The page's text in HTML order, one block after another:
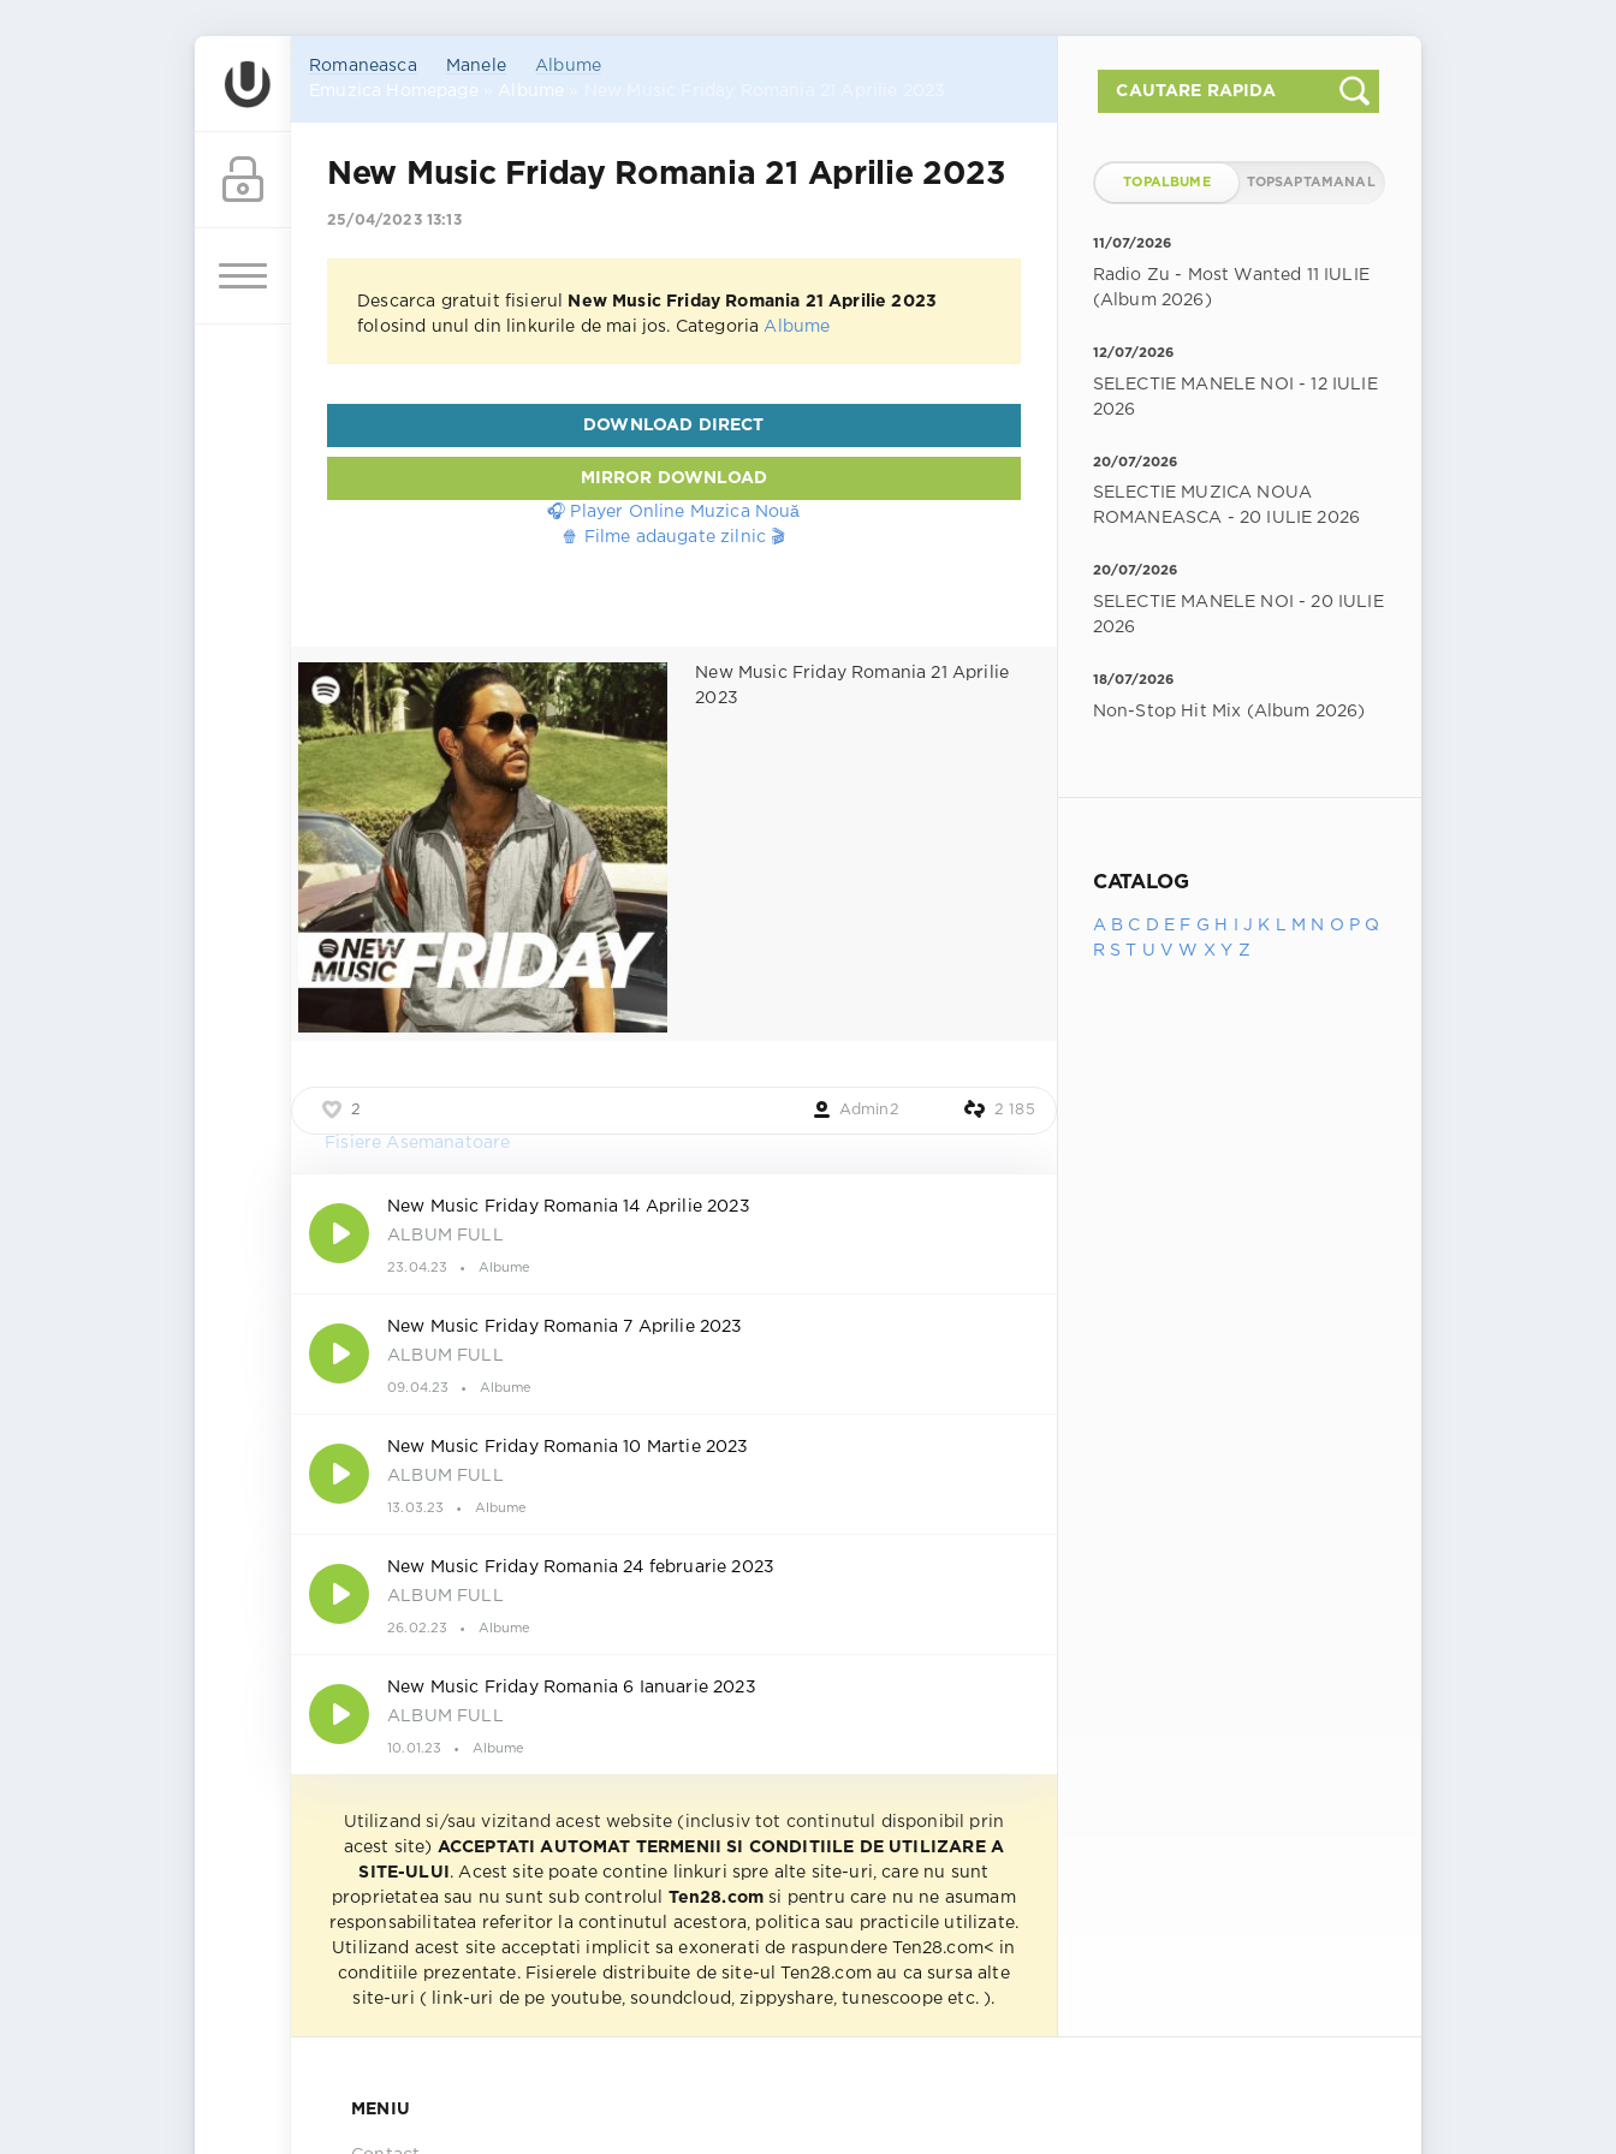
Romaneasca Manele
Albume
Emuzica Homepage
Albume
New Music Friday Romania 21 Aprilie 2023
25/04/2023 13:13
Descarca gratuit fisierul
New Music Friday Romania 21 Aprilie 2023
folosind unul din linkurile de mai jos. Categoria Albume
DOWNLOAD DIRECT
MIRROR DOWNLOAD
🎧 Player Online Muzica Nouă
🍿 Filme adaugate zilnic 🎬
New Music Friday Romania 21 Aprilie
2023
2 Admin2 2 185
Fisiere Asemanatoare
New Music Friday Romania 14 Aprilie 2023
ALBUM FULL
23.04.23 Albume
New Music Friday Romania 7 Aprilie 2023
ALBUM FULL
09.04.23 Albume
New Music Friday Romania 10 Martie 2023
ALBUM FULL
13.03.23 Albume
New Music Friday Romania 24 februarie 2023
ALBUM FULL
26.02.23 Albume
New Music Friday Romania 6 Ianuarie 2023
ALBUM FULL
10.01.23 Albume
Utilizand si/sau vizitand acest website (inclusiv tot continutul disponibil prin
acest site) ACCEPTATI AUTOMAT TERMENII SI CONDITIILE DE UTILIZARE A
SITE-ULUI . Acest site poate contine linkuri spre alte site-uri, care nu sunt
proprietatea sau nu sunt sub controlul
Ten28.com si pentru care nu ne asumam
responsabilitatea referitor la continutul acestora, politica sau practicile utilizate.
Utilizand acest site acceptati implicit sa exonerati de raspundere Ten28.com< in
conditiile prezentate. Fisierele distribuite de site-ul Ten28.com au ca sursa alte
site-uri ( link-uri de pe youtube, soundcloud, zippyshare, tunescoope etc. ).
TOPALBUME TOPSAPTAMANAL
11/07/2026
Radio Zu - Most Wanted 11 IULIE
(Album 2026)
12/07/2026
SELECTIE MANELE NOI - 12 IULIE
2026
20/07/2026
SELECTIE MUZICA NOUA
ROMANEASCA - 20 IULIE 2026
20/07/2026
SELECTIE MANELE NOI - 20 IULIE
2026
18/07/2026
Non-Stop Hit Mix (Album 2026)
CATALOG
A B C D E F G H J K M N O P Q
R S U V W X Y Z
MENIU